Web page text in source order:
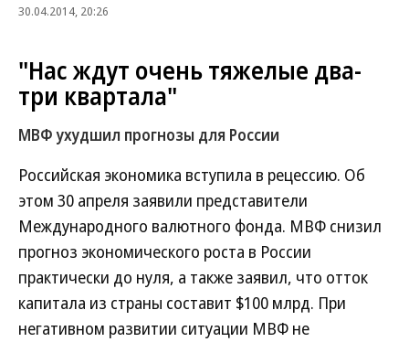
30.04.2014, 20:26
"Нас ждут очень тяжелые два-
три квартала"
МВФ ухудшил прогнозы для России
Российская экономика вступила в рецессию. Об
этом 30 апреля заявили представители
Международного валютного фонда. МВФ снизил
прогноз экономического роста в России
практически до нуля, а также заявил, что отток
капитала из страны составит $100 млрд. При
негативном развитии ситуации МВФ не